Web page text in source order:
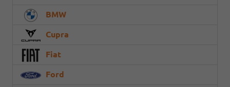
BMW
Cupra
Fiat
Ford